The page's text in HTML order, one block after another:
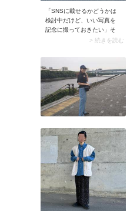
「SNSに載せるかどうかは
検討中だけど、いい写真を
記念に撮っておきたい」そ
う考えているのなら、服装
かを考えて選んでみましょ
う。例えばカラフルなお花
畑が撮影のメインになりそ
うなら、クリーンなホワイ
トのワントーンコーデで着
映えを狙ってみて。トレン
ド感のあるレースキャミソ
めたら、デニムジャケット
でカジュアルダウン。今季
らしくまとまり素敵です
> 続きを読む